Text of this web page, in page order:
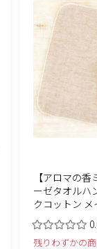
【アロマの
ーゼタオルハ
クコットン メ
残りわずかの